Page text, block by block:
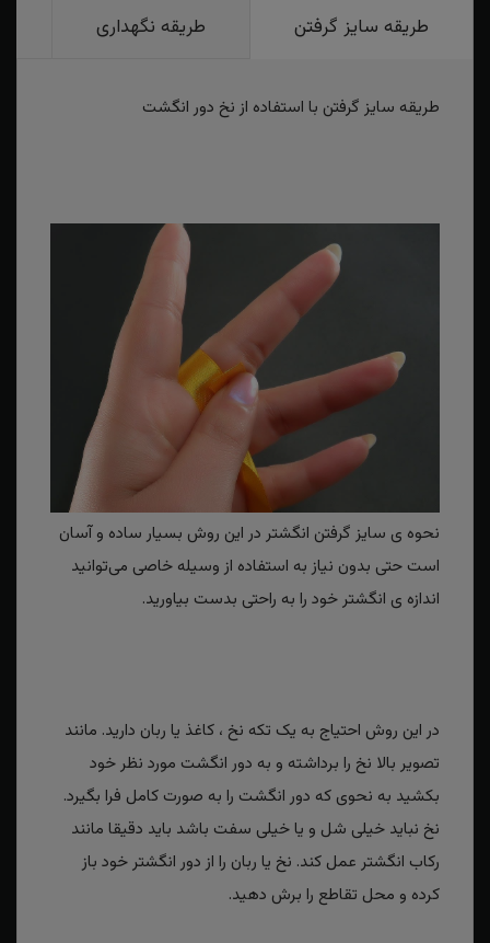
طریقه سایز گرفتن طریقه نگهداری
طریقه سایز گرفتن با استفاده از نخ دور انگشت
نحوه ی سایز گرفتن انگشتر در این روش بسیار ساده و آسان
است حتی بدون نیاز به استفاده از وسیله خاصی می‌توانید
اندازه ی انگشتر خود را به راحتی بدست بیاورید.
در این روش احتیاج به یک تکه نخ ، کاغذ یا ربان دارید. مانند
تصویر بالا نخ را برداشته و به دور انگشت مورد نظر خود
بکشید به نحوی که دور انگشت را به صورت کامل فرا بگیرد.
نخ نباید خیلی شل و یا خیلی سفت باشد باید دقیقا مانند
رکاب انگشتر عمل کند. نخ یا ربان را از دور انگشتر خود باز
کرده و محل تقاطع را برش دهید.